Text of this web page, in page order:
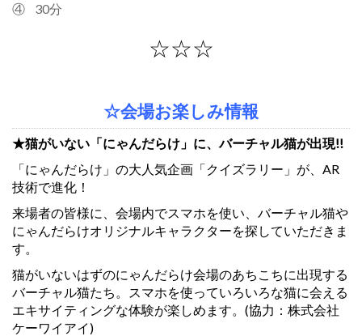
④ 30分
☆☆☆
☆会場お楽しみ情報
★猫がいない「にゃんだらけ」に、バーチャル猫が出現!!
「にゃんだらけ」の大人気企画「クイズラリー」が、AR
技術で進化！
来場者の皆様に、会場内でスマホを使い、バーチャル猫や
にゃんだらけオリジナルキャラクターを探していただきま
す。
猫がいないはずのにゃんだらけ会場のあちこちに出現する
バーチャル猫たち。スマホを使っていろいろな猫に会える
エキサイティングな体験が楽しめます。 (協力：株式会社
ケーワイアイ)